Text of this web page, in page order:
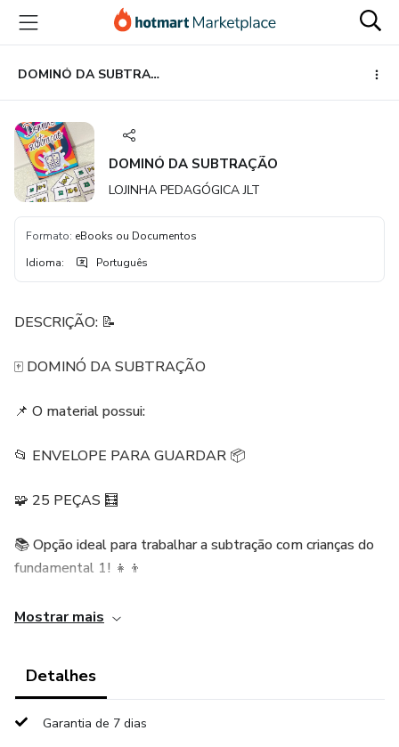
para
conteúdo
principal
para
pagamento
para
rodapé
DOMINÓ DA SUBTRAÇÃO
DOMINÓ DA SUBTRAÇÃO
LOJINHA PEDAGÓGICA JLT
Formato: eBooks ou Documentos
Idioma: Português
DESCRIÇÃO: 📝
🀄 DOMINÓ DA SUBTRAÇÃO
📌 O material possui:
📂 ENVELOPE PARA GUARDAR 📦
🧩 25 PEÇAS 🧮
📚 Opção ideal para trabalhar a subtração com crianças do
fundamental 1! 👧👦
. .
Mostrar mais
Detalhes
Garantia de 7 dias